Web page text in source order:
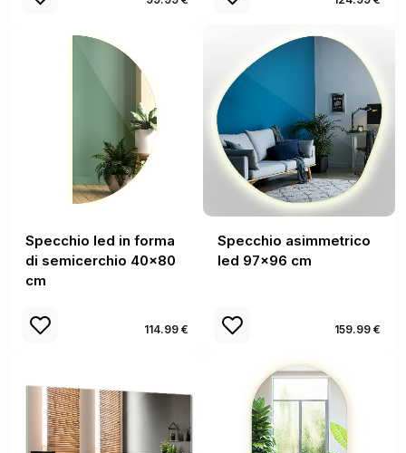
Specchio led in forma
di semicerchio 40x80
cm
114.99 €
Specchio asimmetrico
led 97x96 cm
159.99 €